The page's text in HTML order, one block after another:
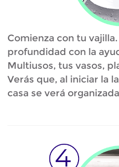
Comienza con tu
profundidad con la
Multiusos, tus vasos,
Verás que, al iniciar la
casa se verá